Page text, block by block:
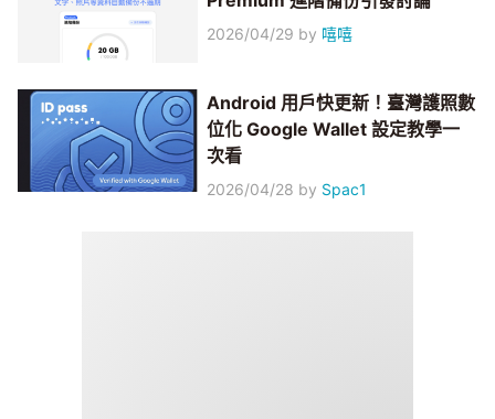
2026/04/29 by 嘻嘻
Android 用戶快更新！臺灣護照數
位化 Google Wallet 設定教學一
次看
2026/04/28 by Spac1